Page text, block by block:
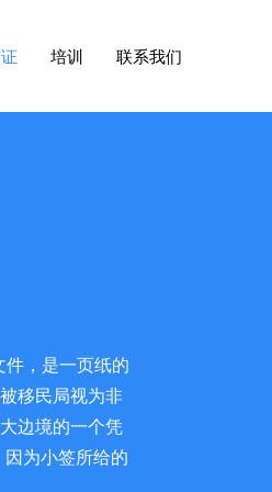
培训 联系我们
，是一页纸的
移民局视为非
边境的一个凭
为小签所给的